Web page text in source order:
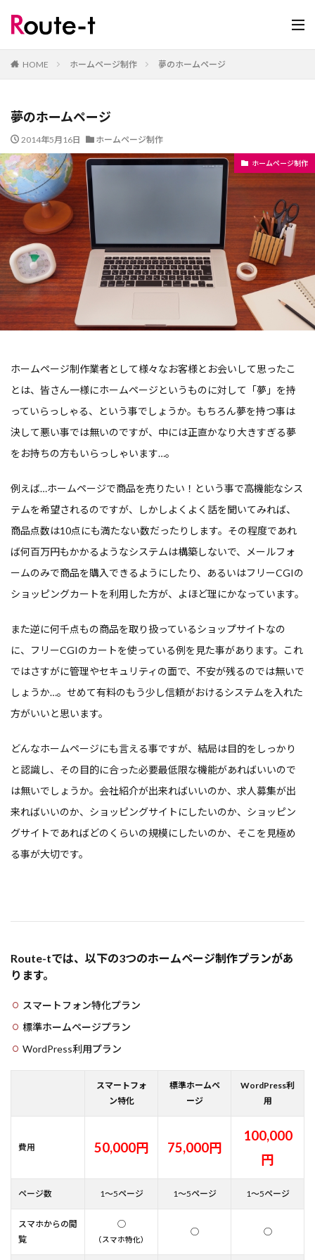
HOME ホームページ制作 夢のホームページ
夢のホームページ
2014年5月16日 ホームページ制作
ホームページ制作
ホームページ制作業者として様々なお客様とお会いして思ったこ
とは、皆さん一様にホームページというものに対して「夢」を持
っていらっしゃる、という事でしょうか。もちろん夢を持つ事は
決して悪い事では無いのですが、中には正直かなり大きすぎる夢
をお持ちの方もいらっしゃいます…。
例えば…ホームページで商品を売りたい！という事で高機能なシス
テムを希望されるのですが、しかしよくよく話を聞いてみれば、
商品点数は10点にも満たない数だったりします。その程度であれ
ば何百万円もかかるようなシステムは構築しないで、メールフォ
ームのみで商品を購入できるようにしたり、あるいはフリーCGIの
ショッピングカートを利用した方が、よほど理にかなっています。
また逆に何千点もの商品を取り扱っているショップサイトなの
に、フリーCGIのカートを使っている例を見た事があります。これ
ではさすがに管理やセキュリティの面で、不安が残るのでは無いで
しょうか…。せめて有料のもう少し信頼がおけるシステムを入れた
方がいいと思います。
どんなホームページにも言える事ですが、結局は目的をしっかり
と認識し、その目的に合った必要最低限な機能があればいいので
は無いでしょうか。会社紹介が出来ればいいのか、求人募集が出
来ればいいのか、ショッピングサイトにしたいのか、ショッピン
グサイトであればどのくらいの規模にしたいのか、そこを見極め
る事が大切です。
Route-tでは、以下の3つのホームページ制作プランがあ
ります。
スマートフォン特化プラン
標準ホームページプラン
WordPress利用プラン
スマートフォ
ン特化
標準ホームペ
ージ
WordPress利
用
費用 50,000円 75,000円
100,000
円
ページ数 1～5ページ 1～5ページ 1～5ページ
スマホからの閲
覧
◯
（スマホ特化）
◯ ◯